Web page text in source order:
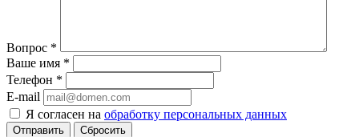
Вопрос *
Ваше имя *
Телефон *
E-mail
Я согласен на обработку персональных данных
Сбросить